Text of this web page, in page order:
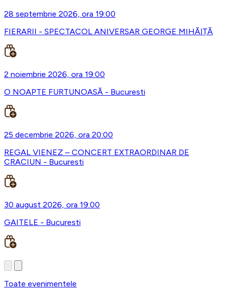
28 septembrie 2026, ora 19:00
FIERARII - SPECTACOL ANIVERSAR GEORGE MIHĂIȚĂ
2 noiembrie 2026, ora 19:00
O NOAPTE FURTUNOASĂ - Bucuresti
25 decembrie 2026, ora 20:00
REGAL VIENEZ – CONCERT EXTRAORDINAR DE
CRACIUN - Bucuresti
30 august 2026, ora 19:00
GAITELE - Bucuresti
Toate evenimentele